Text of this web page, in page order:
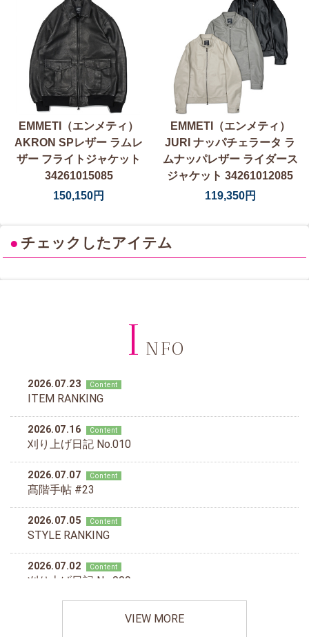
EMMETI（エンメティ）
AKRON SPレザー ラムレ
ザー フライトジャケット
34261015085
150,150円
EMMETI（エンメティ）
JURI ナッパチェラータ ラ
ムナッパレザー ライダース
ジャケット 34261012085
119,350円
● チェックしたアイテム
I NFO
VIEW MORE